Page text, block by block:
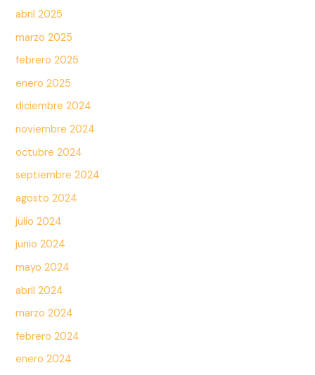
abril 2025
marzo 2025
febrero 2025
enero 2025
diciembre 2024
noviembre 2024
octubre 2024
septiembre 2024
agosto 2024
julio 2024
junio 2024
mayo 2024
abril 2024
marzo 2024
febrero 2024
enero 2024